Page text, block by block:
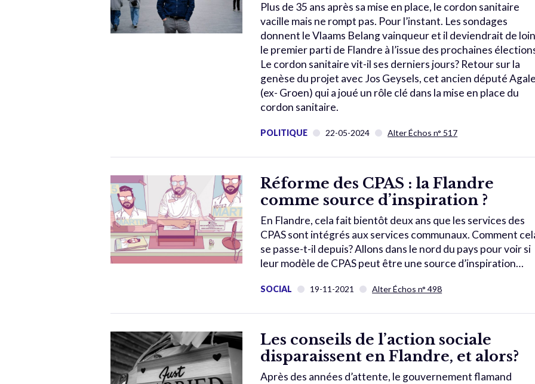
Plus de 35 ans après sa mise en place, le cordon sanitaire
vacille mais ne rompt pas. Pour l’instant. Les sondages
donnent le Vlaams Belang vainqueur et il deviendrait de
le premier parti de Flandre à l’issue des prochaines
Le cordon sanitaire vit-il ses derniers jours? Retour sur la
genèse du projet avec Jos Geysels, cet ancien député
(ex- Groen) qui a joué un rôle clé dans la mise en place du
cordon sanitaire.
POLITIQUE 22-05-2024 Alter Échos n° 517
Réforme des CPAS : la Flandre
comme source d’inspiration ?
En Flandre, cela fait bientôt deux ans que les services des
CPAS sont intégrés aux services communaux. Comment
se passe-t-il depuis? Allons dans le nord du pays pour voir si
leur modèle de CPAS peut être une source d’inspiration…
SOCIAL 19-11-2021 Alter Échos n° 498
Les conseils de l’action sociale
disparaissent en Flandre, et alors?
Après des années d’attente, le gouvernement flamand